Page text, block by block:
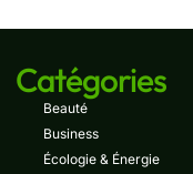
Catégories
Beauté
Business
Écologie & Énergie